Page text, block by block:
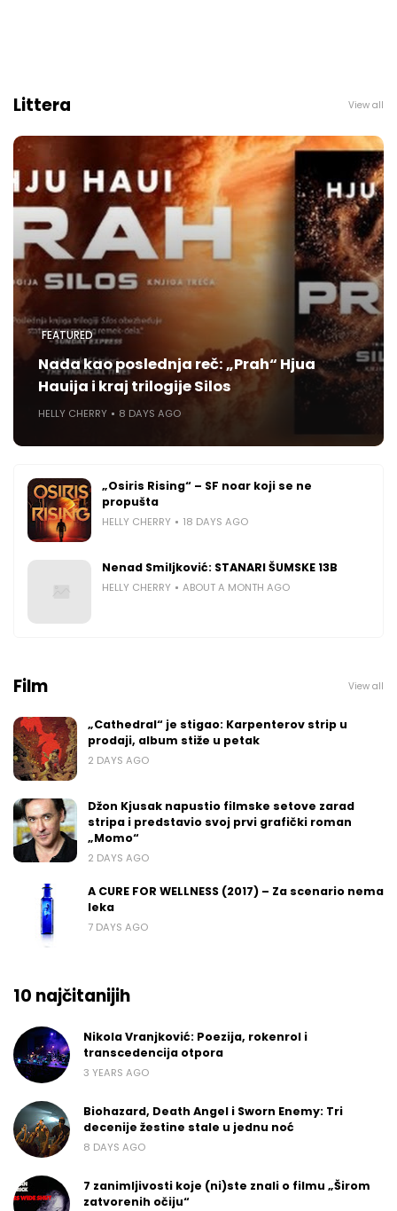
Littera View all
FEATURED
Nada kao poslednja reč: „Prah“ Hjua
Hauija i kraj trilogije Silos
HELLY CHERRY 8 DAYS AGO
„Osiris Rising“ – SF noar koji se ne
propušta
HELLY CHERRY 18 DAYS AGO
Nenad Smiljković: STANARI ŠUMSKE 13B
HELLY CHERRY ABOUT A MONTH AGO
Film View all
„Cathedral“ je stigao: Karpenterov strip u
prodaji, album stiže u petak
2 DAYS AGO
Džon Kjusak napustio filmske setove zarad
stripa i predstavio svoj prvi grafički roman
„Momo“
2 DAYS AGO
A CURE FOR WELLNESS (2017) – Za scenario nema
leka
7 DAYS AGO
10 najčitanijih
Nikola Vranjković: Poezija, rokenrol i
transcedencija otpora
3 YEARS AGO
Biohazard, Death Angel i Sworn Enemy: Tri
decenije žestine stale u jednu noć
8 DAYS AGO
7 zanimljivosti koje (ni)ste znali o filmu „Širom
zatvorenih očiju“